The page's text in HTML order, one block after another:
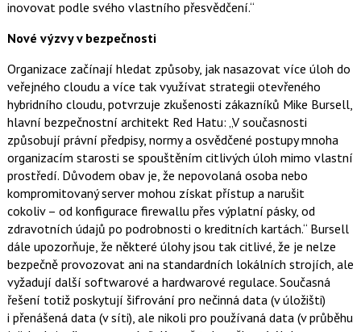
inovovat podle svého vlastního přesvědčení.“
Nové výzvy v bezpečnosti
Organizace začínají hledat způsoby, jak nasazovat více úloh do
veřejného cloudu a více tak využívat strategii otevřeného
hybridního cloudu, potvrzuje zkušenosti zákazníků Mike Bursell,
hlavní bezpečnostní architekt Red Hatu: „V současnosti
způsobují právní předpisy, normy a osvědčené postupy mnoha
organizacím starosti se spouštěním citlivých úloh mimo vlastní
prostředí. Důvodem obav je, že nepovolaná osoba nebo
kompromitovaný server mohou získat přístup a narušit
cokoliv – od konfigurace firewallu přes výplatní pásky, od
zdravotních údajů po podrobnosti o kreditních kartách.“ Bursell
dále upozorňuje, že některé úlohy jsou tak citlivé, že je nelze
bezpečně provozovat ani na standardních lokálních strojích, ale
vyžadují další softwarové a hardwarové regulace. Současná
řešení totiž poskytují šifrování pro nečinná data (v úložišti)
i přenášená data (v síti), ale nikoli pro používaná data (v průběhu